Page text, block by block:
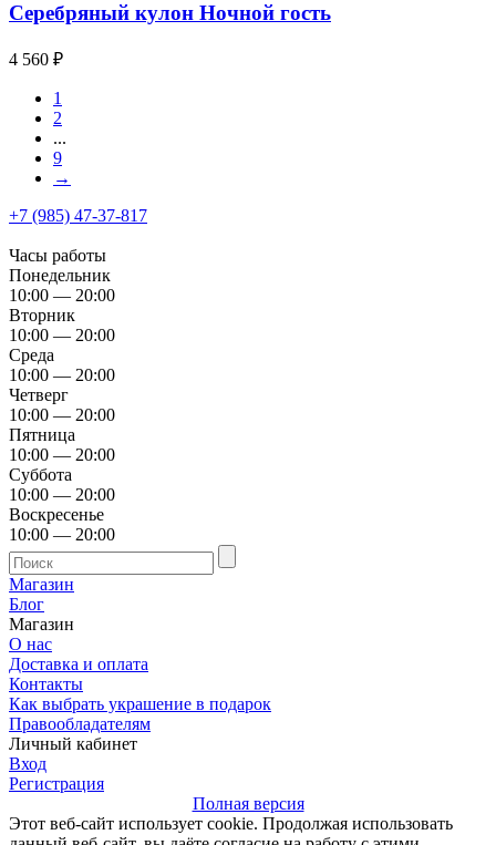
Серебряный кулон Ночной гость
4 560 ₽
1
2
...
9
→
+7 (985) 47-37-817
Часы работы
Понедельник
10:00 — 20:00
Вторник
10:00 — 20:00
Среда
10:00 — 20:00
Четверг
10:00 — 20:00
Пятница
10:00 — 20:00
Суббота
10:00 — 20:00
Воскресенье
10:00 — 20:00
Магазин
Блог
Магазин
О нас
Доставка и оплата
Контакты
Как выбрать украшение в подарок
Правообладателям
Личный кабинет
Вход
Регистрация
Полная версия
Этот веб-сайт использует cookie. Продолжая использовать